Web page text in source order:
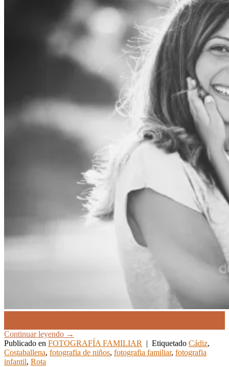
Continuar leyendo →
Publicado en FOTOGRAFÍA FAMILIAR | Etiquetado Cádiz,
Costaballena, fotografia de niños, fotografia familiar, fotografia
infantil, Rota